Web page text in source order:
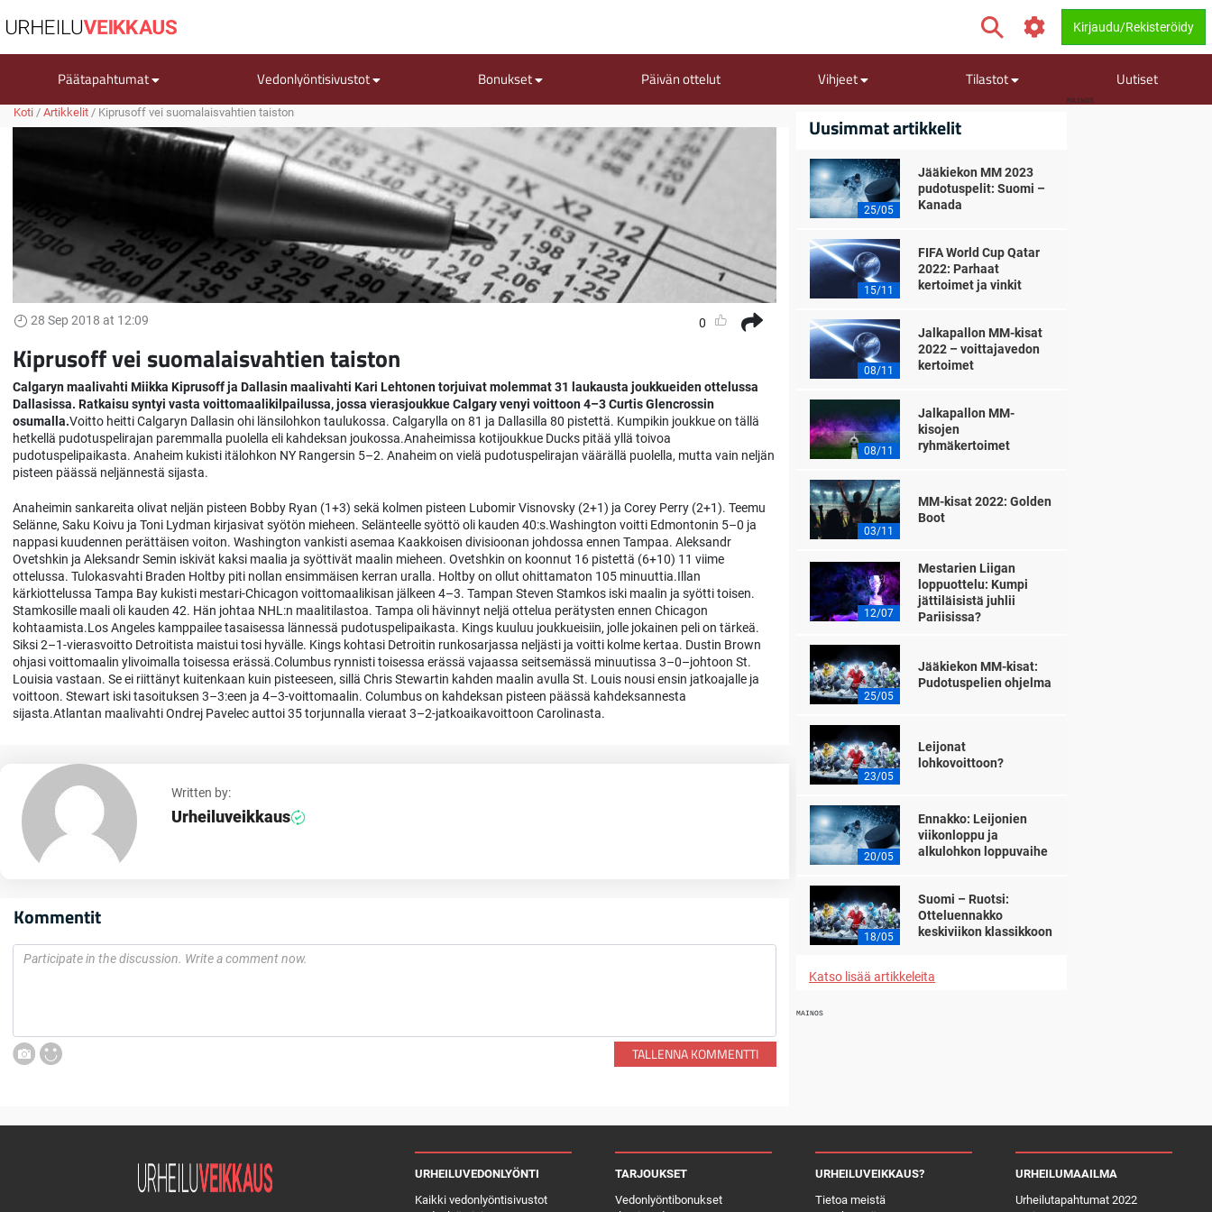
Kirjaudu/Rekisteröidy
Päätapahtumat Vedonlyöntisivustot Bonukset Päivän ottelut Vihjeet Tilastot Uutiset
MAINOS
Koti / Artikkelit / Kiprusoff vei suomalaisvahtien taiston
28 Sep 2018 at 12:09 0
Kiprusoff vei suomalaisvahtien taiston
Calgaryn maalivahti Miikka Kiprusoff ja Dallasin maalivahti Kari Lehtonen torjuivat molemmat 31 laukausta joukkueiden ottelussa
Dallasissa. Ratkaisu syntyi vasta voittomaalikilpailussa, jossa vierasjoukkue Calgary venyi voittoon 4–3 Curtis Glencrossin
osumalla.Voitto heitti Calgaryn Dallasin ohi länsilohkon taulukossa. Calgarylla on 81 ja Dallasilla 80 pistettä. Kumpikin joukkue on tällä
hetkellä pudotuspelirajan paremmalla puolella eli kahdeksan joukossa.Anaheimissa kotijoukkue Ducks pitää yllä toivoa
pudotuspelipaikasta. Anaheim kukisti itälohkon NY Rangersin 5–2. Anaheim on vielä pudotuspelirajan väärällä puolella, mutta vain neljän
pisteen päässä neljännestä sijasta.
Anaheimin sankareita olivat neljän pisteen Bobby Ryan (1+3) sekä kolmen pisteen Lubomir Visnovsky (2+1) ja Corey Perry (2+1). Teemu
Selänne, Saku Koivu ja Toni Lydman kirjasivat syötön mieheen. Selänteelle syöttö oli kauden 40:s.Washington voitti Edmontonin 5–0 ja
nappasi kuudennen perättäisen voiton. Washington vankisti asemaa Kaakkoisen divisioonan johdossa ennen Tampaa. Aleksandr
Ovetshkin ja Aleksandr Semin iskivät kaksi maalia ja syöttivät maalin mieheen. Ovetshkin on koonnut 16 pistettä (6+10) 11 viime
ottelussa. Tulokasvahti Braden Holtby piti nollan ensimmäisen kerran uralla. Holtby on ollut ohittamaton 105 minuuttia.Illan
kärkiottelussa Tampa Bay kukisti mestari-Chicagon voittomaalikisan jälkeen 4–3. Tampan Steven Stamkos iski maalin ja syötti toisen.
Stamkosille maali oli kauden 42. Hän johtaa NHL:n maalitilastoa. Tampa oli hävinnyt neljä ottelua perätysten ennen Chicagon
kohtaamista.Los Angeles kamppailee tasaisessa lännessä pudotuspelipaikasta. Kings kuuluu joukkueisiin, jolle jokainen peli on tärkeä.
Siksi 2–1-vierasvoitto Detroitista maistui tosi hyvälle. Kings kohtasi Detroitin runkosarjassa neljästi ja voitti kolme kertaa. Dustin Brown
ohjasi voittomaalin ylivoimalla toisessa erässä.Columbus rynnisti toisessa erässä vajaassa seitsemässä minuutissa 3–0–johtoon St.
Louisia vastaan. Se ei riittänyt kuitenkaan kuin pisteeseen, sillä Chris Stewartin kahden maalin avulla St. Louis nousi ensin jatkoajalle ja
voittoon. Stewart iski tasoituksen 3–3:een ja 4–3-voittomaalin. Columbus on kahdeksan pisteen päässä kahdeksannesta
sijasta.Atlantan maalivahti Ondrej Pavelec auttoi 35 torjunnalla vieraat 3–2-jatkoaikavoittoon Carolinasta.
Written by:
Urheiluveikkaus
Kommentit
TALLENNA KOMMENTTI
Uusimmat artikkelit
25/05
Jääkiekon MM 2023
pudotuspelit: Suomi –
Kanada
15/11
FIFA World Cup Qatar
2022: Parhaat
kertoimet ja vinkit
08/11
Jalkapallon MM-kisat
2022 – voittajavedon
kertoimet
08/11
Jalkapallon MM-
kisojen
ryhmäkertoimet
03/11
MM-kisat 2022: Golden
Boot
12/07
Mestarien Liigan
loppuottelu: Kumpi
jättiläisistä juhlii
Pariisissa?
25/05
Jääkiekon MM-kisat:
Pudotuspelien ohjelma
23/05
Leijonat
lohkovoittoon?
20/05
Ennakko: Leijonien
viikonloppu ja
alkulohkon loppuvaihe
18/05
Suomi – Ruotsi:
Otteluennakko
keskiviikon klassikkoon
Katso lisää artikkeleita
MAINOS
URHEILUVEDONLYÖNTI
Kaikki vedonlyöntisivustot
TARJOUKSET
Vedonlyöntibonukset
URHEILUVEIKKAUS?
Tietoa meistä
URHEILUMAAILMA
Urheilutapahtumat 2022